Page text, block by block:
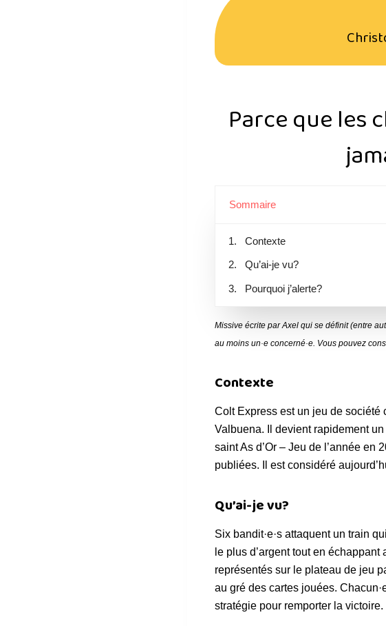
Parce que les
Sommaire
Contexte
Qu’ai-je vu?
Pourquoi j’alerte?
Missive écrite par Axel qui se définit (entre
au moins un·e concerné·e. Vous pouvez
Contexte
Colt Express est un jeu de société
Valbuena. Il devient rapidement
saint As d’Or – Jeu de l’année
publiées. Il est considéré
Qu’ai-je vu?
Six bandit·e·s attaquent un train
le plus d’argent tout en
représentés sur le plateau de jeu
au gré des cartes jouées.
stratégie pour remporter la victoire.